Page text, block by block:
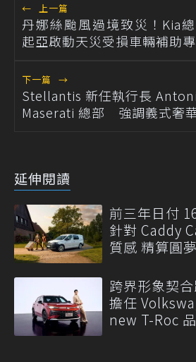
← 上一篇
丹娜絲颱風過境致災！Kia
起亞啟動天災受損車輛補助
下一篇 →
Stellantis 新任執行長
Maserati 總部 強調義式奢
延伸閱讀
前三年日付
針對 Caddy
質感 精算圓
跨界形象契
擔任
new T-Roc